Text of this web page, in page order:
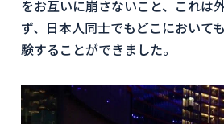
をお互いに崩さないこと、これは
ず、日本人同士でもどこにおいて
験することができました。